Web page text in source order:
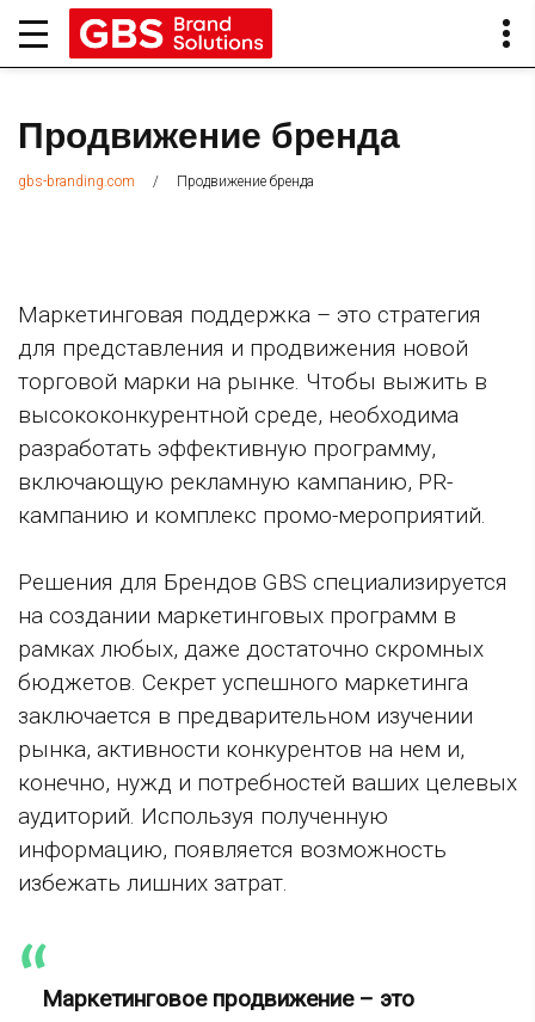
Продвижение бренда
gbs-branding.com / Продвижение бренда
Маркетинговая поддержка – это стратегия
для представления и продвижения новой
торговой марки на рынке. Чтобы выжить в
высококонкурентной среде, необходима
разработать эффективную программу,
включающую рекламную кампанию, PR-
кампанию и комплекс промо-мероприятий.
Решения для Брендов GBS специализируется
на создании маркетинговых программ в
рамках любых, даже достаточно скромных
бюджетов. Секрет успешного маркетинга
заключается в предварительном изучении
рынка, активности конкурентов на нем и,
конечно, нужд и потребностей ваших целевых
аудиторий. Используя полученную
информацию, появляется возможность
избежать лишних затрат.
Маркетинговое продвижение – это